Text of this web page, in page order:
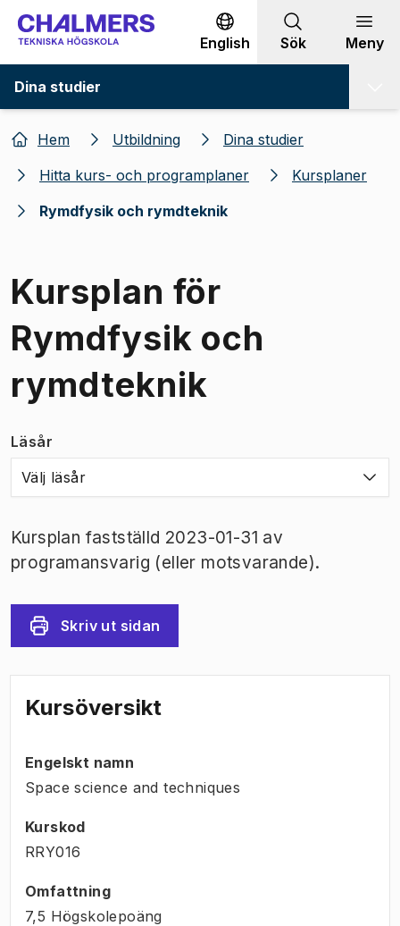
Gå till innehållet
English Sök Meny
Dina studier
Hem Utbildning
Dina studier
Hitta kurs- och programplaner
Kursplaner
Rymdfysik och rymdteknik
Kursplan för
Rymdfysik och
rymdteknik
Läsår
Välj läsår
Kursplan fastställd 2023-01-31 av
programansvarig (eller motsvarande).
Skriv ut sidan
Kursöversikt
Engelskt namn
Space science and techniques
Kurskod
RRY016
Omfattning
7,5 Högskolepoäng